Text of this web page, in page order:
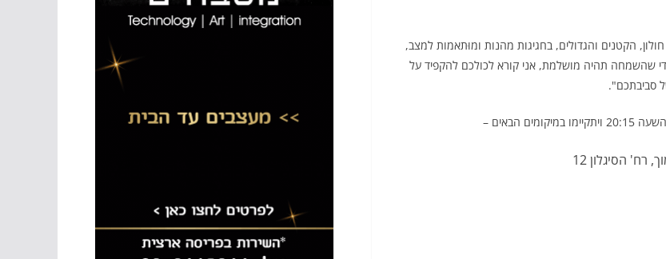
הקטנים והגדולים, בחגיגות מהנות ומוּתאמות למצב,
כדי שהשמחה תהיה מושלמת, אני קורא לכולכם להקפיד על
סביבתכם".
הסיגלון 12